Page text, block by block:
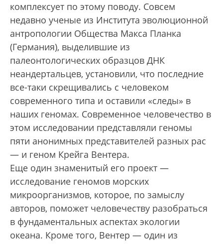
комплексует по этому поводу. Совсем
недавно ученые из Института эволюционной
антропологии Общества Макса Планка
(Германия), выделившие из
палеонтологических образцов ДНК
неандертальцев, установили, что последние
все-таки скрещивались с человеком
современного типа и оставили «следы» в
наших геномах. Современное человечество в
этом исследовании представляли геномы
пяти анонимных представителей разных рас
— и геном Крейга Вентера.
Еще один знаменитый его проект —
исследование геномов морских
микроорганизмов, которое, по замыслу
авторов, поможет человечеству разобраться
в фундаментальных аспектах экологии
океана. Кроме того, Вентер — один из